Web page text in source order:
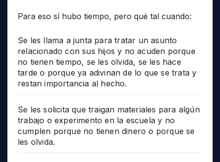
Para eso sí hubo tiempo, pero qué tal cuando:
Se les llama a junta para tratar un asunto
relacionado con sus hijos y no acuden porque
no tienen tiempo, se les olvida, se les hace
tarde o porque ya adivinan de lo que se trata y
restan importancia al hecho.
Se les solicita que traigan materiales para algún
trabajo o experimento en la escuela y no
cumplen porque no tienen dinero o porque se
les olvida.